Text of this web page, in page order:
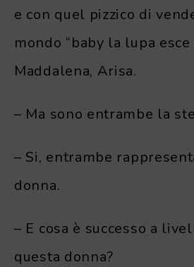
e con quel pizzico di
mondo “baby la lupa
Maddalena, Arisa.
– Ma sono entrambe la
– Si, entrambe
donna.
– E cosa è successo a
questa donna?